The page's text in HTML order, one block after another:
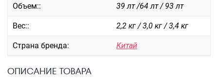
Сумки пляжные
Сумки для ноутбуков
Сумки-тележки хозяйственные
Сумки-рюкзаки на колёсах
Объем:: 39 лт /64 лт / 93 лт
Вес:: 2,2 кг / 3,0 кг / 3,4 кг
Страна бренда: Китай
ОПИСАНИЕ ТОВАРА